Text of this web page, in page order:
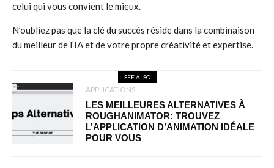
celui qui vous convient le mieux.
N’oubliez pas que la clé du succès réside dans la combinaison
du meilleur de l’IA et de votre propre créativité et expertise.
SEE ALSO
APPLICATIONS
LES MEILLEURES ALTERNATIVES À
ROUGHANIMATOR: TROUVEZ
L’APPLICATION D’ANIMATION IDÉALE
POUR VOUS